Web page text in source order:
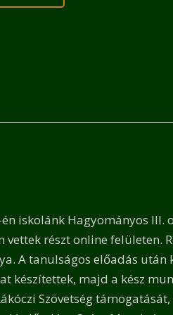
iskolánk Hagyományos III.
vettek részt online felületen.
A tanulságos előadás után
készítettek, majd a kész
Szövetség